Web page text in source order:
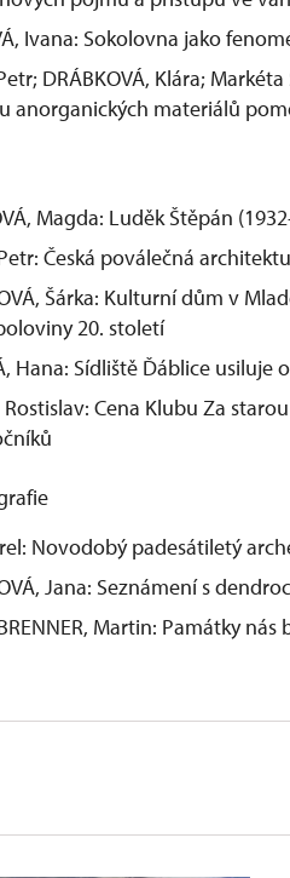
Ivana: Sokolovna jako
DRÁBKOVÁ, Klára;
anorganických materiálů
Magda: Luděk Štěpán
Česká poválečná
Šárka: Kulturní dům v
20. století
Hana: Sídliště Ďáblice
Rostislav: Cena Klubu Za
Novodobý padesátiletý
Jana: Seznámení s
Martin: Památky nás